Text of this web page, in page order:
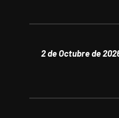
2 de Octubre de